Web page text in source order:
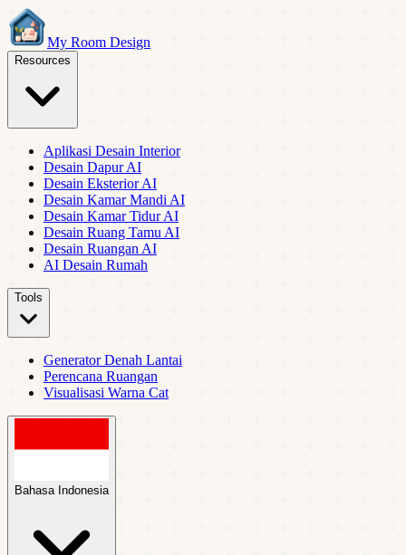
My Room Design
Resources
Aplikasi Desain Interior
Desain Dapur AI
Desain Eksterior AI
Desain Kamar Mandi AI
Desain Kamar Tidur AI
Desain Ruang Tamu AI
Desain Ruangan AI
AI Desain Rumah
Tools
Generator Denah Lantai
Perencana Ruangan
Visualisasi Warna Cat
Bahasa Indonesia